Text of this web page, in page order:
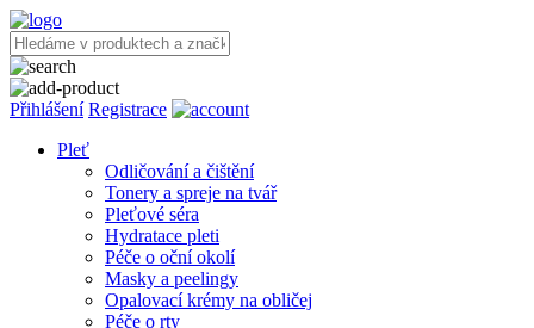
Přihlášení Registrace
Pleť
Odličování a čištění
Tonery a spreje na tvář
Pleťové séra
Hydratace pleti
Péče o oční okolí
Masky a peelingy
Opalovací krémy na obličej
Péče o rty